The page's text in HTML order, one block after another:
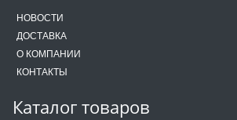
НОВОСТИ
ДОСТАВКА
О КОМПАНИИ
КОНТАКТЫ
Каталог товаров